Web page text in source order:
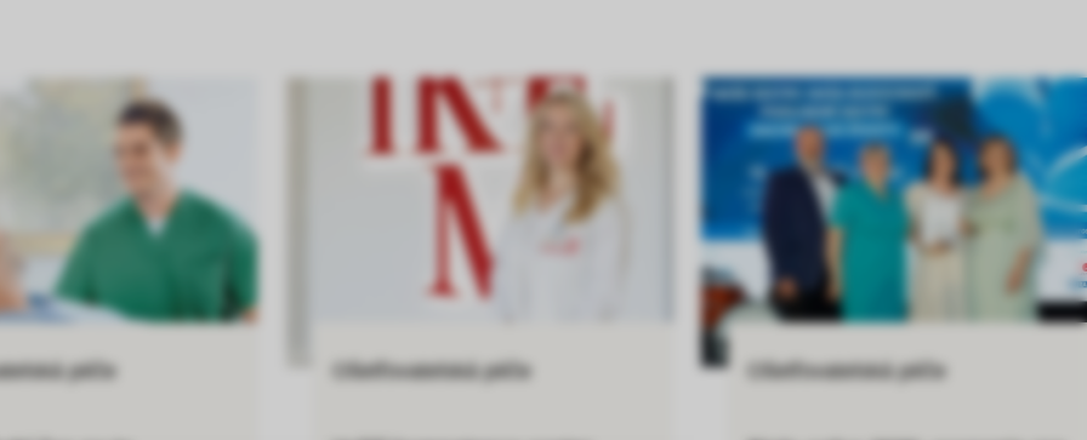
péče Ošetřovatelská péče Ošetřovatelská péče